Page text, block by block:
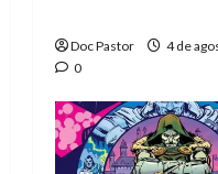
Doc Pastor
4 de
0